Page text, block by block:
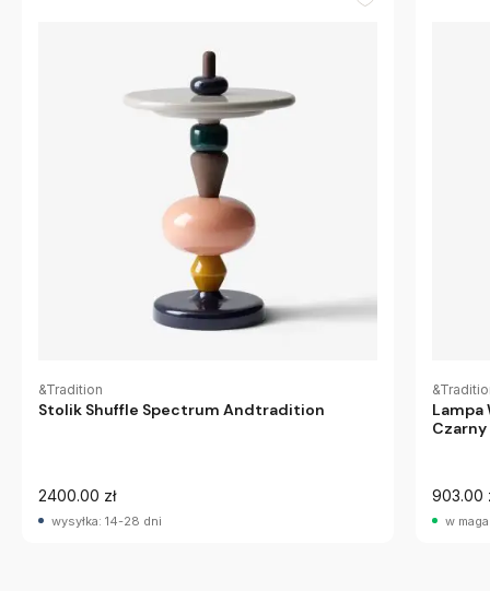
&Tradition
Stolik Shuffle Spectrum Andtradition
2400.00 zł
wysyłka: 14-28 dni
Lampa
903.00
w